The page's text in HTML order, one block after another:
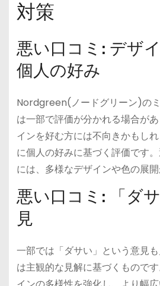
対策
悪い口コミ: デザ
個人の好み
Nordgreen(ノードグリーン)の
は一部で評価が分かれる場合が
インを好む方には不向きかもし
に個人の好みに基づく評価です
には、多様なデザインや色の展開
悪い口コミ: 「ダ
見
一部では「ダサい」という意見
は主観的な見解に基づくもので